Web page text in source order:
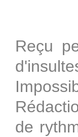
Reçu
de